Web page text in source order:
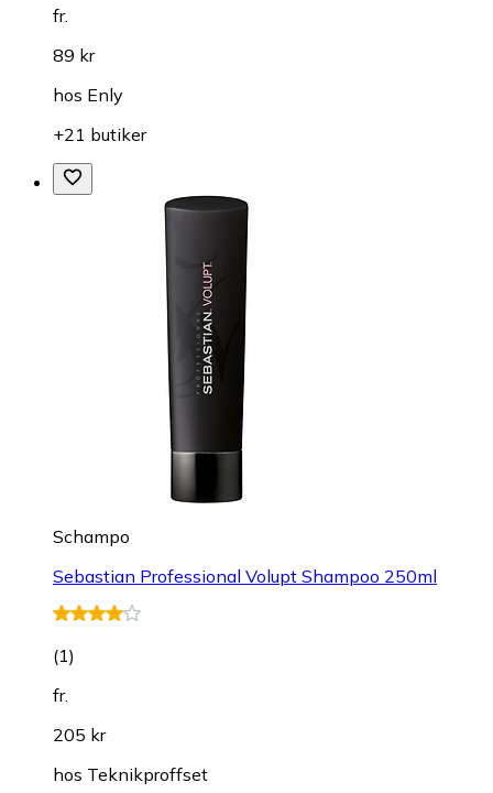
fr.
89 kr
hos Enly
+21 butiker
Schampo
Sebastian Professional Volupt Shampoo 250ml
(1)
fr.
205 kr
hos Teknikproffset